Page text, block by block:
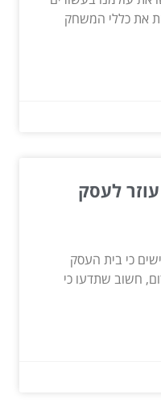
את כללי המשחק
לעסק
כי בית העסק
חשוב שתדעו כי